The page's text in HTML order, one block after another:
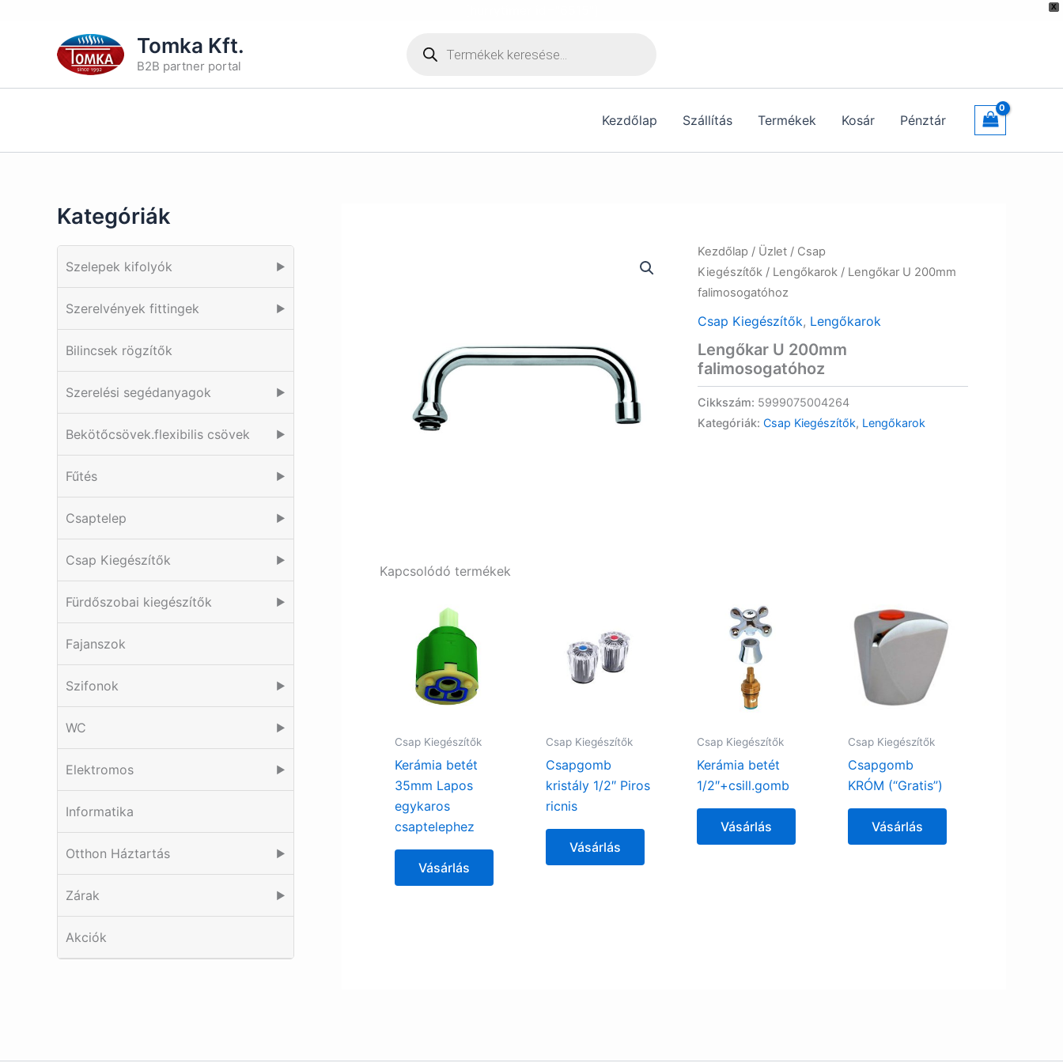
X
Tomka Kft.
B2B partner portal
search
Kezdőlap Szállítás Termékek Kosár Pénztár
Kategóriák
Szelepek kifolyók ▶
Szerelvények fittingek ▶
Bilincsek rögzítők
Szerelési segédanyagok ▶
Bekötőcsövek.flexibilis csövek ▶
Fűtés ▶
Csaptelep ▶
Csap Kiegészítők ▶
Fürdőszobai kiegészítők ▶
Fajanszok
Szifonok ▶
WC ▶
Elektromos ▶
Informatika
Otthon Háztartás ▶
Zárak ▶
Akciók
Kezdőlap / Üzlet/ Csap
Kiegészítők/ Lengőkarok/ Lengőkar U 200mm
falimosogatóhoz
Csap Kiegészítők, Lengőkarok
Lengőkar U 200mm
falimosogatóhoz
Cikkszám: 5999075004264
Kategóriák: Csap Kiegészítők, Lengőkarok
Kapcsolódó termékek
Csap Kiegészítők
Kerámia betét
35mm Lapos
egykaros
csaptelephez
Vásárlás
Csap Kiegészítők
Csapgomb
kristály 1/2″ Piros
ricnis
Vásárlás
Csap Kiegészítők
Kerámia betét
1/2″+csill.gomb
Vásárlás
Csap Kiegészítők
Csapgomb
KRÓM (“Gratis”)
Vásárlás